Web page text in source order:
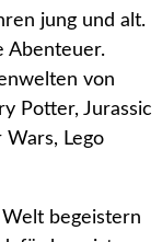
jung und alt.
Abenteuer.
von
Potter, Jurassic
Lego
begeistern